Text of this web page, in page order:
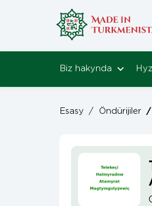
Biz hakynda
Esasy / Öndürijiler /